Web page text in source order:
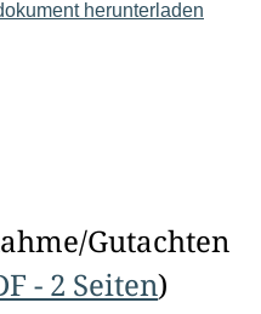
herunterladen
Gutachten
- 2 Seiten)